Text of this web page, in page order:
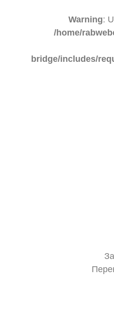
Warning:
/home/
bridge/includes/